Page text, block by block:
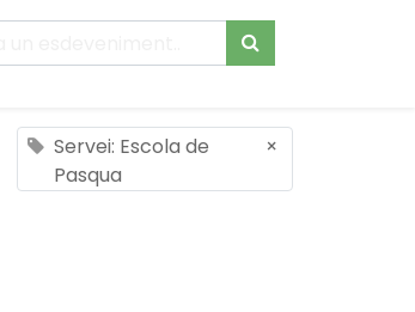
Servei: Escola de
Pasqua
×